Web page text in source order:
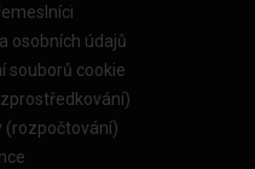
osobních údajů
souborů cookie
(rozpočtování)